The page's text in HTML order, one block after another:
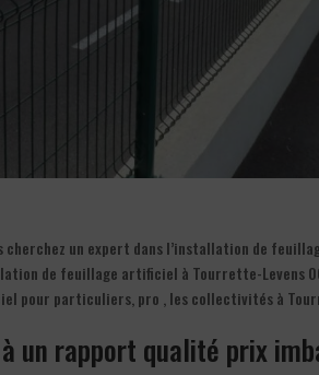
un expert dans l’installation de
de feuillage artificiel à Tourrette-Levens
pour particuliers, pro , les collectivités à
un rapport qualité prix